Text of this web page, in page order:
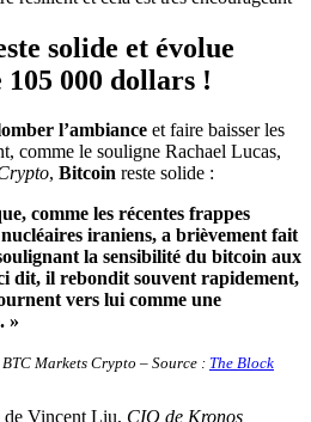
solide et évolue
000 dollars !
l’ambiance et faire baisser les
comme le souligne Rachael Lucas,
, Bitcoin reste solide :
comme les récentes frappes
iraniens, a brièvement fait
la sensibilité du bitcoin aux
dit, il rebondit souvent rapidement,
vers lui comme une
»
Markets Crypto – Source : The Block
de Vincent Liu, CIO de Kronos